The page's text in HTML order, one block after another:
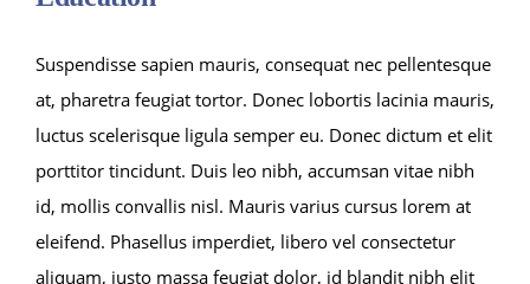
Suspendisse sapien mauris, consequat nec pellentesque
at, pharetra feugiat tortor. Donec lobortis lacinia mauris,
luctus scelerisque ligula semper eu. Donec dictum et elit
porttitor tincidunt. Duis leo nibh, accumsan vitae nibh
id, mollis convallis nisl. Mauris varius cursus lorem at
eleifend. Phasellus imperdiet, libero vel consectetur
aliquam, justo massa feugiat dolor, id blandit nibh elit